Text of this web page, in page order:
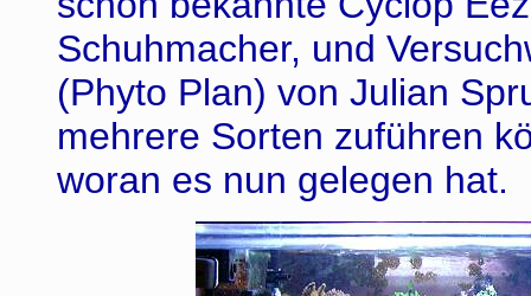
Schuhmacher, und
(Phyto Plan) von Julian
mehrere Sorten zuführen
woran es nun gelegen hat.